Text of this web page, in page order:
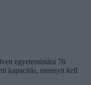
egyetemistára 76
kapacitás, mennyit kell